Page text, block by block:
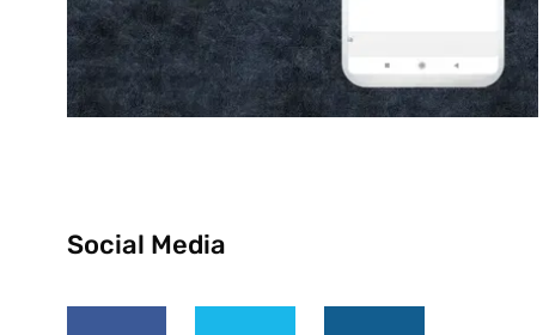
Social Media